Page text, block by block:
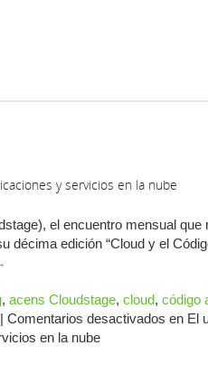
y servicios en la nube
el encuentro mensual que
décima edición “Cloud y el
, acens Cloudstage, cloud, código
| Comentarios desactivados en El
en la nube